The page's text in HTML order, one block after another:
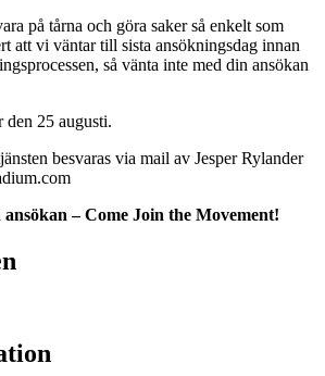
på tårna och göra saker så enkelt som
att vi väntar till sista ansökningsdag innan
så vänta inte med din ansökan
den 25 augusti.
besvaras via mail av Jesper Rylander
– Come Join the Movement!